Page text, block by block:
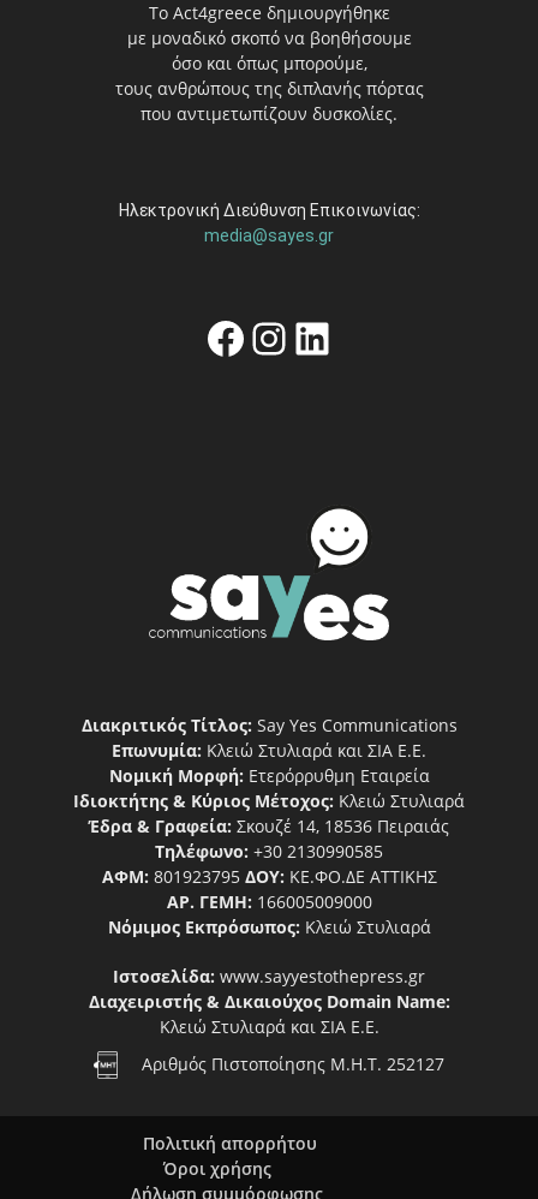
Το Act4greece δημιουργήθηκε
με μοναδικό σκοπό να βοηθήσουμε
όσο και όπως μπορούμε,
τους ανθρώπους της διπλανής πόρτας
που αντιμετωπίζουν δυσκολίες.
Ηλεκτρονική Διεύθυνση Επικοινωνίας:
media@sayes.gr
Facebook
Instagram
Linkedin
Διακριτικός Τίτλος: Say Yes Communications
Επωνυμία: Κλειώ Στυλιαρά και ΣΙΑ Ε.Ε.
Νομική Μορφή: Ετερόρρυθμη Εταιρεία
Ιδιοκτήτης & Κύριος Μέτοχος: Κλειώ Στυλιαρά
Έδρα & Γραφεία: Σκουζέ 14, 18536 Πειραιάς
Τηλέφωνο: +30 2130990585
ΑΦΜ: 801923795 ΔΟΥ: ΚΕ.ΦΟ.ΔΕ ΑΤΤΙΚΗΣ
ΑΡ. ΓΕΜΗ: 166005009000
Νόμιμος Εκπρόσωπος: Κλειώ Στυλιαρά
Ιστοσελίδα: www.sayyestothepress.gr
Διαχειριστής & Δικαιούχος Domain Name:
Κλειώ Στυλιαρά και ΣΙΑ Ε.Ε.
Αριθμός Πιστοποίησης Μ.Η.Τ. 252127
Πολιτική απορρήτου
Όροι χρήσης
Δήλωση συμμόρφωσης